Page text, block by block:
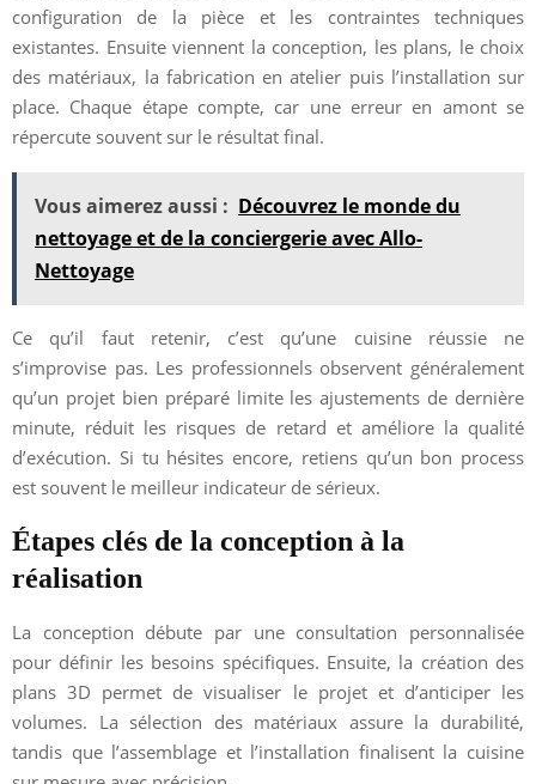
configuration de la pièce et les contraintes techniques
existantes. Ensuite viennent la conception, les plans, le choix
des matériaux, la fabrication en atelier puis l’installation sur
place. Chaque étape compte, car une erreur en amont se
répercute souvent sur le résultat final.
Vous aimerez aussi : Découvrez le monde du
nettoyage et de la conciergerie avec Allo-
Nettoyage
Ce qu’il faut retenir, c’est qu’une cuisine réussie ne
s’improvise pas. Les professionnels observent généralement
qu’un projet bien préparé limite les ajustements de dernière
minute, réduit les risques de retard et améliore la qualité
d’exécution. Si tu hésites encore, retiens qu’un bon process
est souvent le meilleur indicateur de sérieux.
Étapes clés de la conception à la
réalisation
La conception débute par une consultation personnalisée
pour définir les besoins spécifiques. Ensuite, la création des
plans 3D permet de visualiser le projet et d’anticiper les
volumes. La sélection des matériaux assure la durabilité,
tandis que l’assemblage et l’installation finalisent la cuisine